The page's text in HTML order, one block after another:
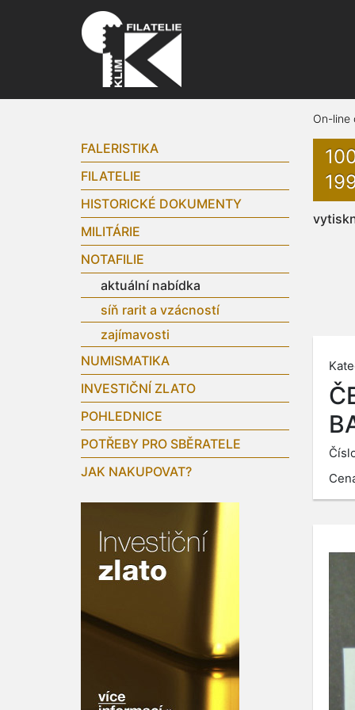
FALERISTIKA
FILATELIE
HISTORICKÉ DOKUMENTY
MILITÁRIE
NOTAFILIE
aktuální nabídka
síň rarit a vzácností
zajímavosti
NUMISMATIKA
INVESTIČNÍ ZLATO
POHLEDNICE
POTŘEBY PRO SBĚRATELE
JAK NAKUPOVAT?
On-line